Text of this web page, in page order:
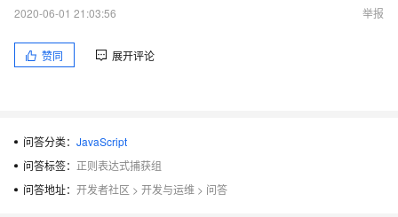
2020-06-01 21:03:56
举报
赞同 展开评论
问答分类： JavaScript
问答标签： 正则表达式捕获组
问答地址： 开发者社区 > 开发与运维 > 问答